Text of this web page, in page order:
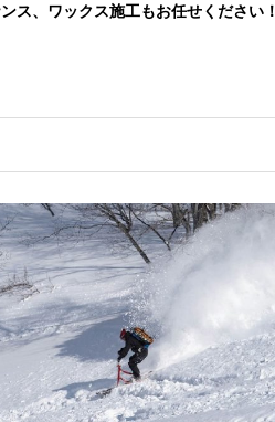
ス、ワックス施工もお任せください！